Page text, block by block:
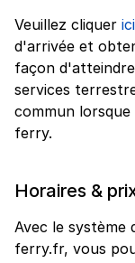
Veuillez cliquer ici
d'arrivée et
façon
services
commun
ferry.
Horaires &
Avec le système
ferry.fr, vous